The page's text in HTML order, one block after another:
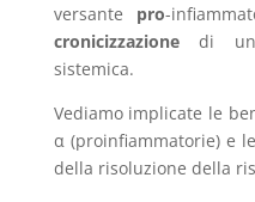
versante pro-
cronicizzazionedi una
sistemica.
Vediamo implicate le
α (proinfiammatorie) e
della risoluzione della